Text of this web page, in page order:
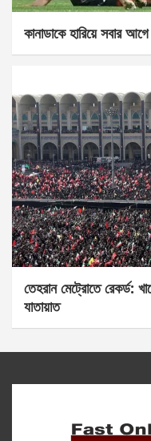
কানাডাকে হারিয়ে সবার
তেহরান মেট্রোতে রেকর্ড:
যাতায়াত